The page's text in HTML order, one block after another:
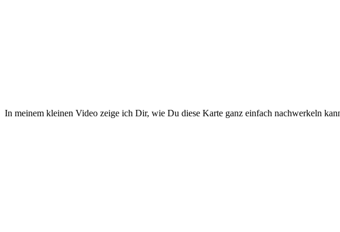
In meinem kleinen Video zeige ich Dir, wie Du diese Karte ganz einfach nachwerkeln